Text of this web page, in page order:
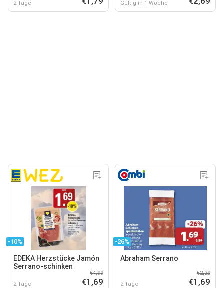
2 Tage Gültig in 1 Woche
-10%
EDEKA Herzstücke Jamón
Serrano-schinken
2 Tage
€4,99
€1,69
-26%
Abraham Serrano
2 Tage
€2,29
€1,69